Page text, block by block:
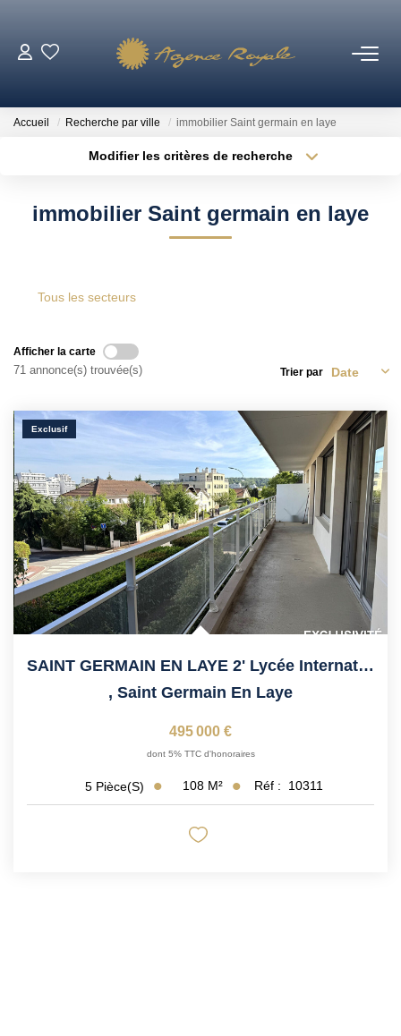
Qui Sommes-Nous ?
Nos Actualités
Avis Clients
CONTACT
EN
Accueil Recherche par ville immobilier Saint germain en laye
Modifier les critères de recherche
Type de bien
Surface min
immobilier Saint germain en laye
Tous les secteurs
Afficher la carte
71 annonce(s) trouvée(s) Trier par
Exclusif
SAINT GERMAIN EN LAYE 2' Lycée International
, Saint Germain En Laye
495 000 €
dont 5% TTC d'honoraires
5 Pièce(s) 108 M² Réf : 10311